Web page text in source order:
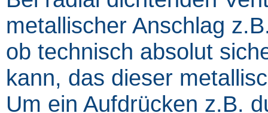
metallischer Anschlag
ob technisch absolut
kann, das dieser
Um ein Aufdrücken z.B.